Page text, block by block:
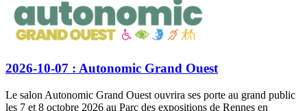
2026-10-07 : Autonomic Grand Ouest
Le salon Autonomic Grand Ouest ouvrira ses porte au grand public
les 7 et 8 octobre 2026 au Parc des expositions de Rennes en